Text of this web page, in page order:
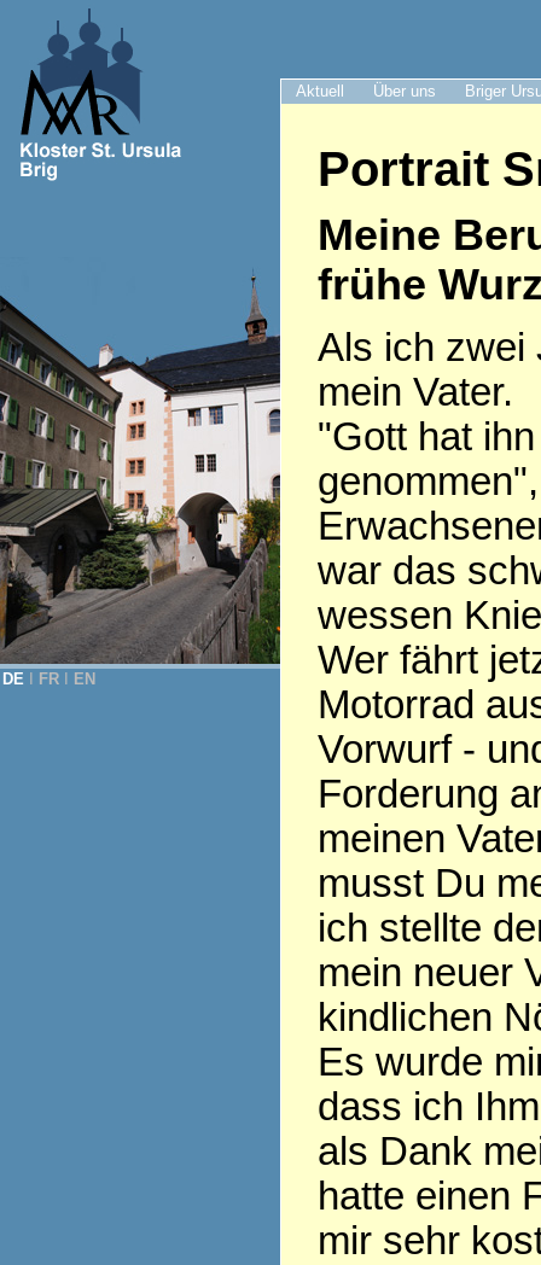
Aktuell Über uns Briger
DE FR EN
Portrait
Meine
frühe
Als ich zwei
mein Vater.
"Gott hat
war das
wessen
Wer fährt
Motorrad
Vorwurf -
Forderung
meinen
musst Du
ich stellte
mein neuer
kindlichen
Es wurde
dass ich
als Dank
hatte einen
mir sehr